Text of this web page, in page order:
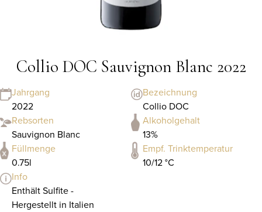
Collio DOC Sauvignon Blanc 2022
Jahrgang
2022
Bezeichnung
Collio DOC
Rebsorten
Sauvignon Blanc
Alkoholgehalt
13%
Füllmenge
0.75l
Empf. Trinktemperatur
10/12 °C
Info
Enthält Sulfite -
Hergestellt in Italien